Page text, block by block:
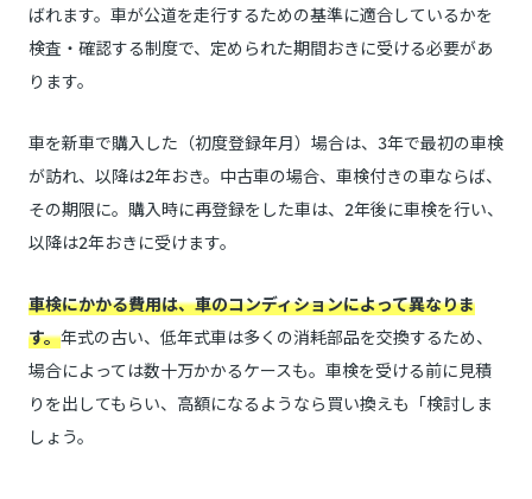
ばれます。車が公道を走行するための基準に適合しているかを
検査・確認する制度で、定められた期間おきに受ける必要があ
ります。
車を新車で購入した（初度登録年月）場合は、3年で最初の車検
が訪れ、以降は2年おき。中古車の場合、車検付きの車ならば、
その期限に。購入時に再登録をした車は、2年後に車検を行い、
以降は2年おきに受けます。
車検にかかる費用は、車のコンディションによって異なりま
す。年式の古い、低年式車は多くの消耗部品を交換するため、
場合によっては数十万かかるケースも。車検を受ける前に見積
りを出してもらい、高額になるようなら買い換えも「検討しま
しょう。